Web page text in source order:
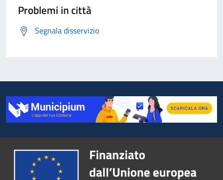
Problemi in città
Segnala disservizio